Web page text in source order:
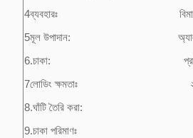
4ব্যবহারঃ
5মূল উপাদান:
6.চাকা:
7লোডিং ক্ষমতাঃ
8.ঘাঁটি তৈরি করা:
9.চাকা পরিমাণঃ